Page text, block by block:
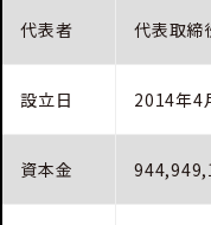
代表者 代表取
設立日 2014年4
資本金